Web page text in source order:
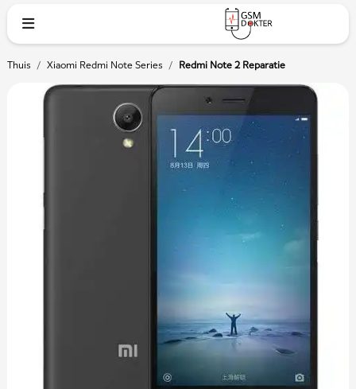
Thuis / Xiaomi Redmi Note Series / Redmi Note 2 Reparatie